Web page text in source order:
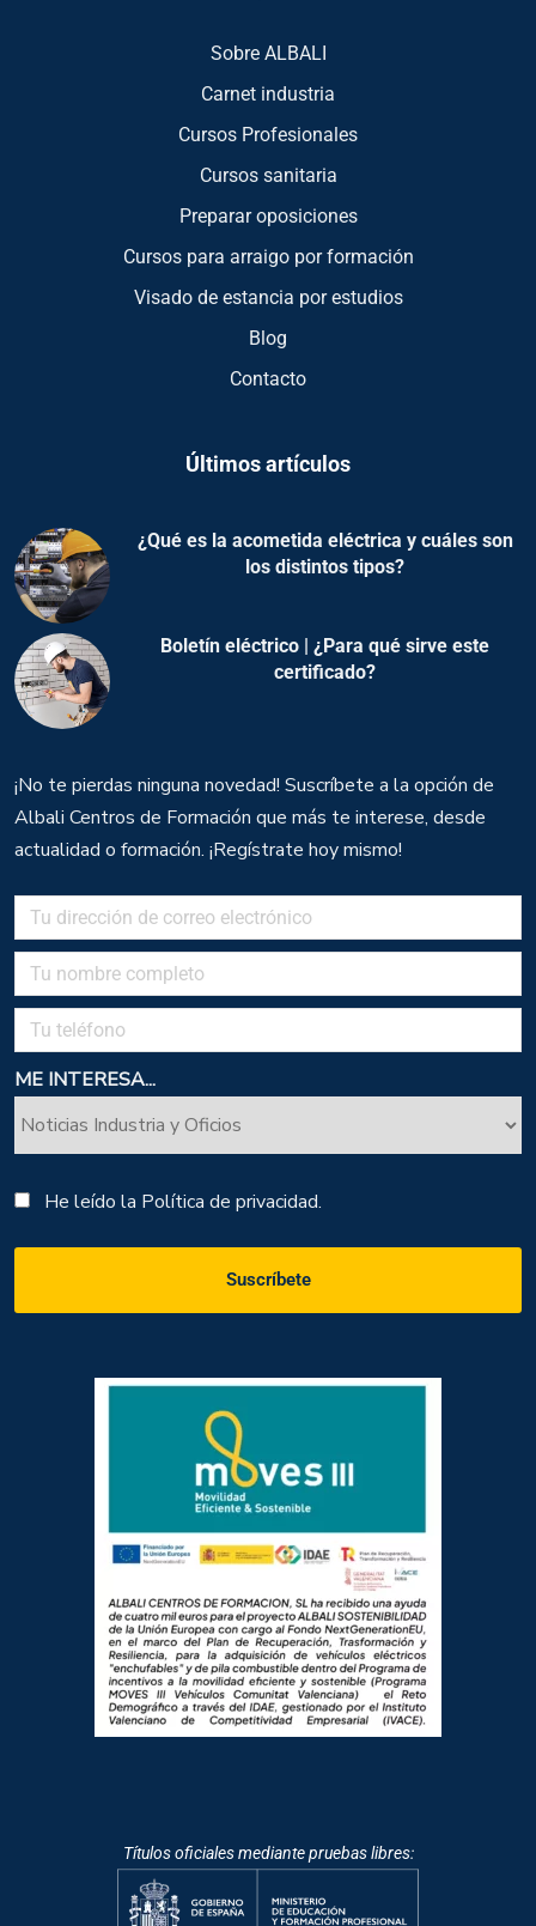
Sobre ALBALI
Carnet industria
Cursos Profesionales
Cursos sanitaria
Preparar oposiciones
Cursos para arraigo por formación
Visado de estancia por estudios
Blog
Contacto
Últimos artículos
¿Qué es la acometida eléctrica y cuáles son
los distintos tipos?
Boletín eléctrico | ¿Para qué sirve este
certificado?
¡No te pierdas ninguna novedad! Suscríbete a la opción de
Albali Centros de Formación que más te interese, desde
actualidad o formación. ¡Regístrate hoy mismo!
ME INTERESA...
He leído la Política de privacidad.
Títulos oficiales mediante pruebas libres: